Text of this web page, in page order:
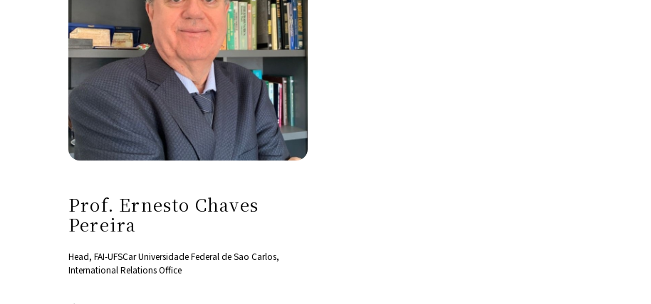
Prof. Ernesto Chaves
Pereira
Head, FAI-UFSCar Universidade Federal de Sao Carlos,
International Relations Office